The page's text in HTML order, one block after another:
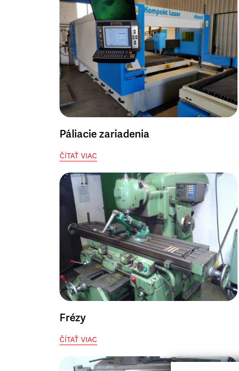
Páliacie zariadenia
ČÍTAŤ VIAC
Frézy
ČÍTAŤ VIAC